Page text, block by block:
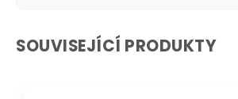
SOUVISEJÍCÍ PRODUKTY